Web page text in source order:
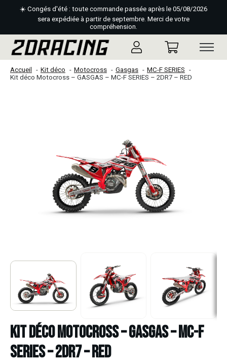
☀️ Congés d'été : toute commande passée après le 05/08/2026
sera expédiée à partir de septembre. Merci de votre
compréhension.
Accueil Kit déco Motocross Gasgas
MC-F SERIES
Kit déco Motocross – GASGAS – MC-F SERIES – 2DR7 – RED
Kit déco Motocross – GASGAS – MC-F
SERIES – 2DR7 – RED